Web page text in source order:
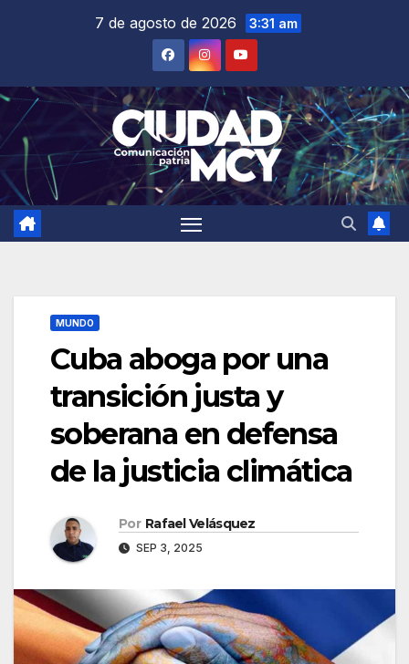
7 de agosto de 2026 3:31 am
MUNDO
Cuba aboga por una
transición justa y
soberana en defensa
de la justicia climática
Por Rafael Velásquez
SEP 3, 2025